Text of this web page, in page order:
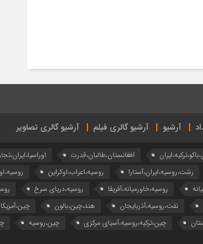
آرشیو آرشیو گالری فیلم آرشیو گالری تصاویر
افغانستان،طالبان،قدرت
رشت،روسیه،ایران،آستارا روسیه،اعراب،اوکراین
روسیه،خاورمیانه،آفریقا روسیه،دریای سرخ
نفت،روسیه،آذربایجان هند،چین،بالون چین،آمریکا
چین،ترکیه،روسیه،آسیای مرکزی چین،روسیه